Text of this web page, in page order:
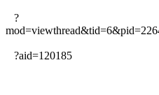
?
?aid=120185